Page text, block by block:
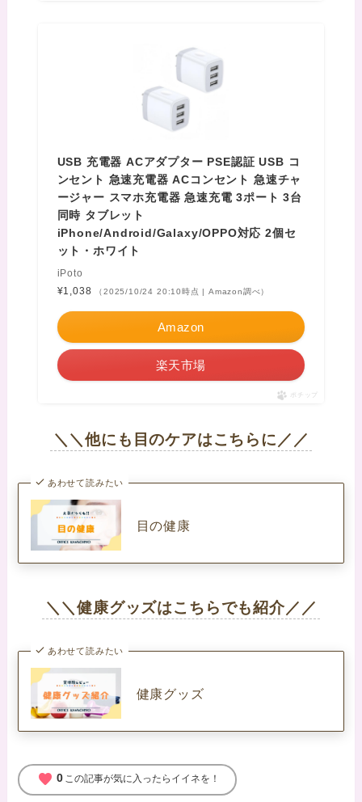
USB 充電器 ACアダプター PSE認証 USB コ
ンセント 急速充電器 ACコンセント 急速チャ
ージャー スマホ充電器 急速充電 3ポート 3台
同時 タブレット
iPhone/Android/Galaxy/OPPO対応 2個セ
ット・ホワイト
iPoto
¥1,038
（2025/10/24 20:10時点 | Amazon調べ）
Amazon
楽天市場
ポチップ
＼＼他にも目のケアはこちらに／／
あわせて読みたい
目の健康
＼＼健康グッズはこちらでも紹介／／
あわせて読みたい
健康グッズ
favorite 0 この記事が気に入ったらイイネを！